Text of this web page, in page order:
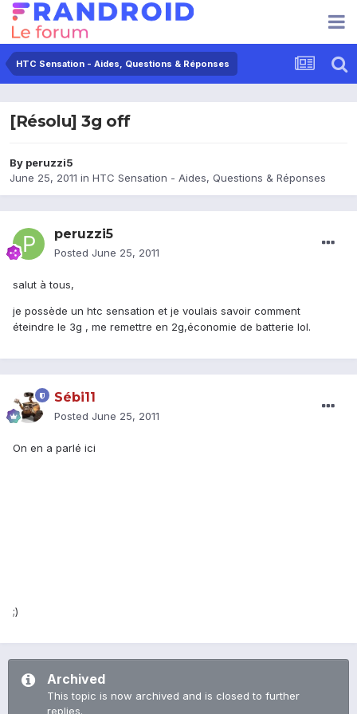
HTC Sensation - Aides, Questions & Réponses
[Résolu] 3g off
By peruzzi5
June 25, 2011 in HTC Sensation - Aides, Questions & Réponses
peruzzi5
Posted June 25, 2011
salut à tous,
je possède un htc sensation et je voulais savoir comment
éteindre le 3g , me remettre en 2g,économie de batterie lol.
Sébi11
Posted June 25, 2011
On en a parlé ici
;)
Archived
This topic is now archived and is closed to further
replies.